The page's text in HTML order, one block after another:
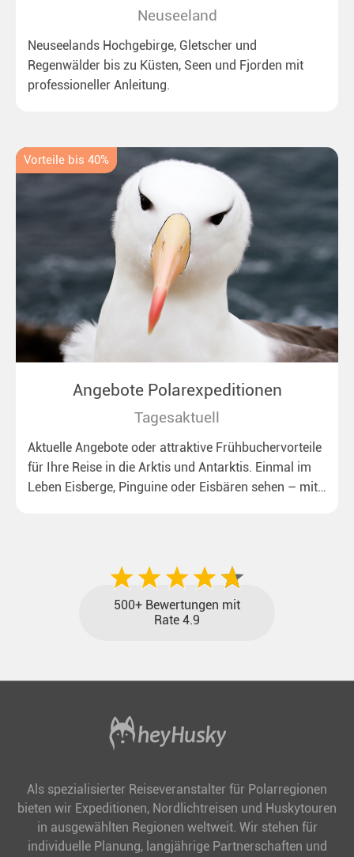
Neuseeland
Neuseelands Hochgebirge, Gletscher und
Regenwälder bis zu Küsten, Seen und Fjorden mit
professioneller Anleitung.
Vorteile bis 40%
Angebote Polarexpeditionen
Tagesaktuell
Aktuelle Angebote oder attraktive Frühbuchervorteile
für Ihre Reise in die Arktis und Antarktis. Einmal im
Leben Eisberge, Pinguine oder Eisbären sehen – mit
500+ Bewertungen mit
Rate 4.9
Als spezialisierter Reiseveranstalter für Polarregionen
bieten wir Expeditionen, Nordlichtreisen und Huskytouren
in ausgewählten Regionen weltweit. Wir stehen für
individuelle Planung, langjährige Partnerschaften und